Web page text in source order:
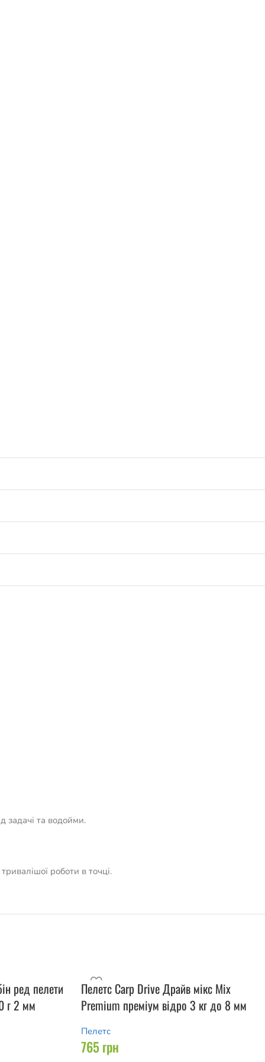
задачі та водойми.
роботи в точці.
ред пелети
г 2 мм
Пелетс Carp Drive Драйв мікс Mix
Premium преміум відро 3 кг до 8 мм
Пелетс
765 грн